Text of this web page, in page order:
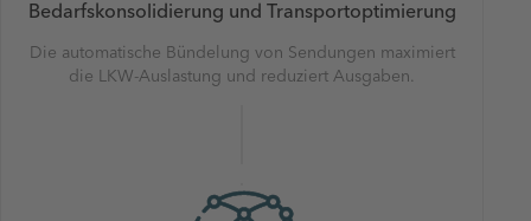
Bedarfskonsolidierung und Transportoptimierung
Die automatische Bündelung von Sendungen maximiert
die LKW-Auslastung und reduziert Ausgaben.